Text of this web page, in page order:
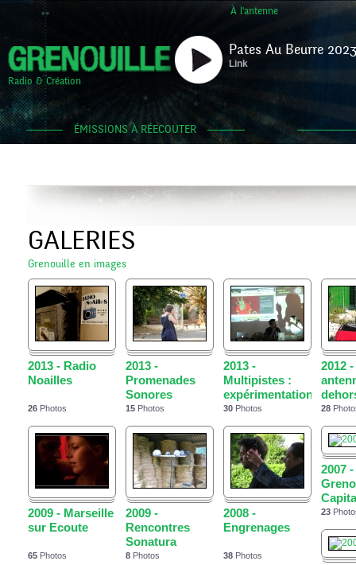
À l'antenne
Radio & Création
Pates Au Beurre
Link
ÉMISSIONS À RÉECOUTER
GALERIES
Grenouille en images
2013 - Radio
Noailles
26 Photos
2013 -
Promenades
Sonores
15 Photos
2013 -
Multipistes :
expérimentations...
30 Photos
2012
28
2009 - Marseille
sur Ecoute
65 Photos
2009 -
Rencontres
Sonatura
8 Photos
2008 -
Engrenages
38 Photos
2007 -
23